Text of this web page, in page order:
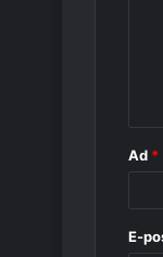
Ad *
E-